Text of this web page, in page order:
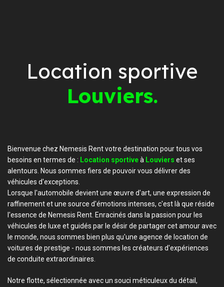
Location sportive
Louviers.
Bienvenue chez Nemesis Rent votre destination pour tous vos
besoins en termes de : Location sportiveà Louviers et ses
alentours. Nous sommes fiers de pouvoir vous délivrer des
véhicules d'exceptions.
Lorsque l'automobile devient une œuvre d'art, une expression de
raffinement et une source d'émotions intenses, c'est là que réside
l'essence de Nemesis Rent. Enracinés dans la passion pour les
véhicules de luxe et guidés par le désir de partager cet amour avec
le monde, nous sommes bien plus qu'une agence de location de
voitures de prestige - nous sommes les créateurs d'expériences
de conduite extraordinaires.
Notre flotte, sélectionnée avec un souci méticuleux du détail,